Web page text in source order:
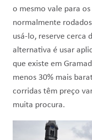
o mesmo vale para
normalmente
usá-lo, reserve cerca
alternativa é usar
que existe em
menos 30% mais
corridas têm preço
muita procura.